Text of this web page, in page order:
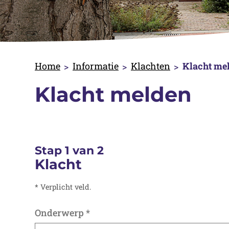
Home Informatie Klachten Klacht
Klacht melden
Stap 1 van 2
Klacht
* Verplicht veld.
Onderwerp *